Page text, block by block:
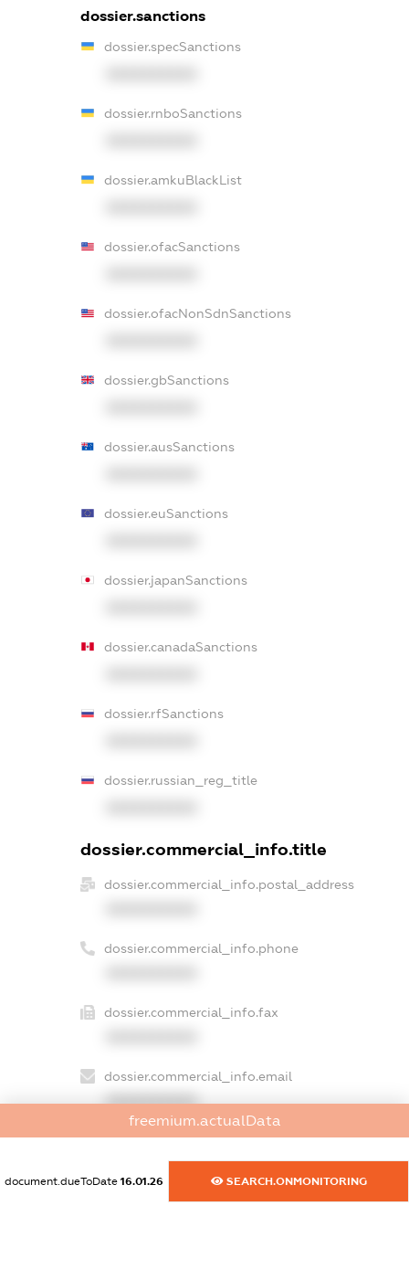
dossier.sanctions
dossier.specSanctions
dossier.rnboSanctions
dossier.amkuBlackList
dossier.ofacSanctions
dossier.ofacNonSdnSanctions
dossier.gbSanctions
dossier.ausSanctions
dossier.euSanctions
dossier.japanSanctions
dossier.canadaSanctions
dossier.rfSanctions
dossier.russian_reg_title
dossier.commercial_info.title
dossier.commercial_info.postal_address
dossier.commercial_info.phone
dossier.commercial_info.fax
dossier.commercial_info.email
XXXXXXXXXX
dossier.commercial_info.website
XXXXXXXXXX
dossier.commercial_info.activity
freemium.actualData
document.dueToDate 16.01.26 SEARCH.ONMONITORING